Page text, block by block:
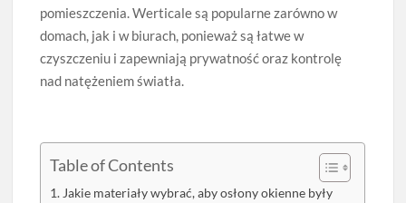
pomieszczenia. Werticale są popularne zarówno w
domach, jak i w biurach, ponieważ są łatwe w
czyszczeniu i zapewniają prywatność oraz kontrolę
nad natężeniem światła.
Table of Contents
Jakie materiały wybrać, aby osłony okienne były